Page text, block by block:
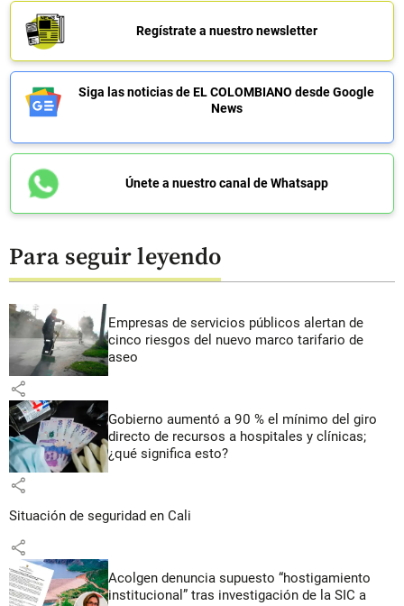
Regístrate a nuestro newsletter
Siga las noticias de EL COLOMBIANO desde Google
News
Únete a nuestro canal de Whatsapp
Para seguir leyendo
Empresas de servicios públicos alertan de
cinco riesgos del nuevo marco tarifario de
aseo
share
Gobierno aumentó a 90 % el mínimo del giro
directo de recursos a hospitales y clínicas;
¿qué significa esto?
share
Situación de seguridad en Cali
share
Acolgen denuncia supuesto “hostigamiento
institucional” tras investigación de la SIC a